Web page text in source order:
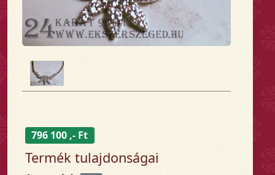
796 100 ,- Ft
Termék tulajdonságai